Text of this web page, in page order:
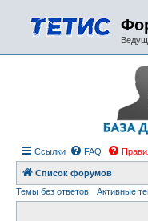
Ссылки FAQ
Список форумов
Темы без ответов
Активные